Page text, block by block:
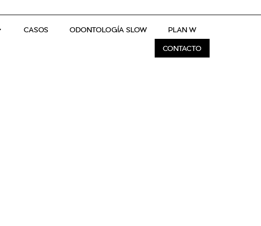
CASOS ODONTOLOGÍA SLOW PLAN W
CONTACTO